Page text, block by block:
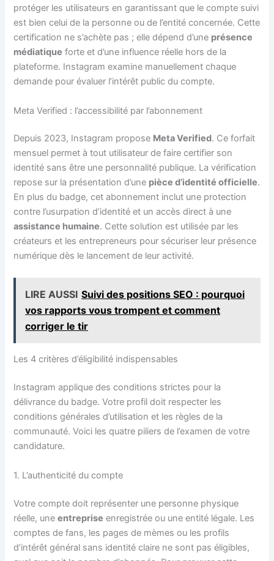
protéger les utilisateurs en garantissant que le compte suivi
est bien celui de la personne ou de l’entité concernée. Cette
certification ne s’achète pas ; elle dépend d’une présence
médiatique forte et d’une influence réelle hors de la
plateforme. Instagram examine manuellement chaque
demande pour évaluer l’intérêt public du compte.
Meta Verified : l’accessibilité par l’abonnement
Depuis 2023, Instagram propose Meta Verified. Ce forfait
mensuel permet à tout utilisateur de faire certifier son
identité sans être une personnalité publique. La vérification
repose sur la présentation d’une pièce d’identité officielle.
En plus du badge, cet abonnement inclut une protection
contre l’usurpation d’identité et un accès direct à une
assistance humaine. Cette solution est utilisée par les
créateurs et les entrepreneurs pour sécuriser leur présence
numérique dès le lancement de leur activité.
LIRE AUSSI Suivi des positions SEO : pourquoi
vos rapports vous trompent et comment
corriger le tir
Les 4 critères d’éligibilité indispensables
Instagram applique des conditions strictes pour la
délivrance du badge. Votre profil doit respecter les
conditions générales d’utilisation et les règles de la
communauté. Voici les quatre piliers de l’examen de votre
candidature.
1. L’authenticité du compte
Votre compte doit représenter une personne physique
réelle, uneentreprise enregistrée ou une entité légale. Les
comptes de fans, les pages de mèmes ou les profils
d’intérêt général sans identité claire ne sont pas éligibles,